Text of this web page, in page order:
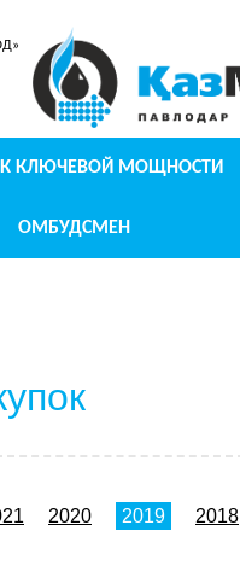
КЛЮЧЕВОЙ МОЩНОСТИ
ОМБУДСМЕН
2020 2019 2018